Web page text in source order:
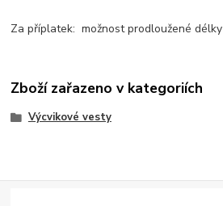
Za příplatek: možnost prodloužené délky
Zboží zařazeno v kategoriích
Výcvikové vesty